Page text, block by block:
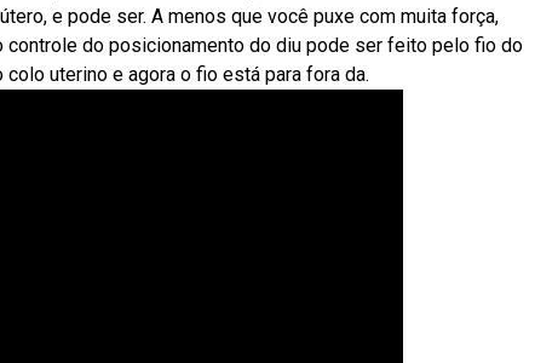
e pode ser. A menos que você puxe com muita força,
controle do posicionamento do diu pode ser feito pelo fio do
uterino e agora o fio está para fora da.